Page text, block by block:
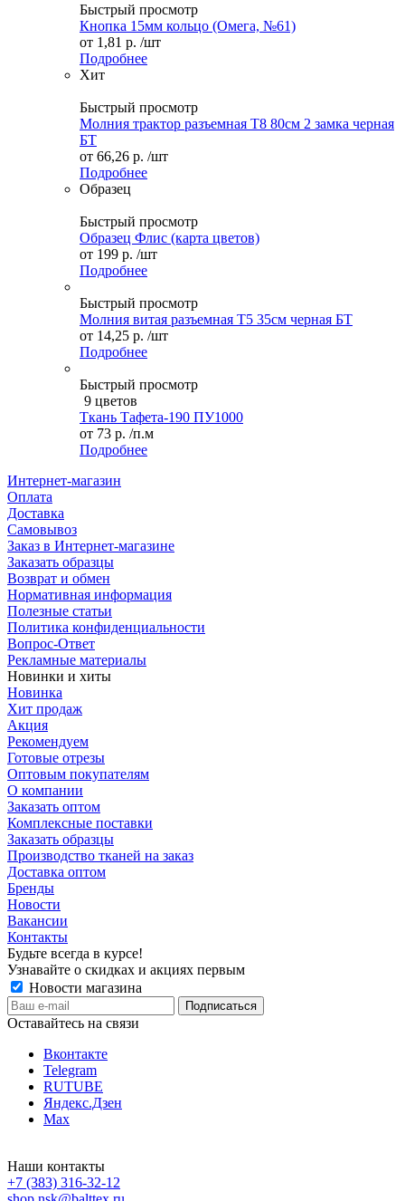
Быстрый просмотр
Кнопка 15мм кольцо (Омега, №61)
от 1,81 р. /шт
Подробнее
Хит
Быстрый просмотр
Молния трактор разъемная Т8 80см 2 замка черная
БТ
от 66,26 р. /шт
Подробнее
Образец
Быстрый просмотр
Образец Флис (карта цветов)
от 199 р. /шт
Подробнее
Быстрый просмотр
Молния витая разъемная Т5 35см черная БТ
от 14,25 р. /шт
Подробнее
Быстрый просмотр
9 цветов
Ткань Тафета-190 ПУ1000
от 73 р. /п.м
Подробнее
Интернет-магазин
Оплата
Доставка
Самовывоз
Заказ в Интернет-магазине
Заказать образцы
Возврат и обмен
Нормативная информация
Полезные статьи
Политика конфиденциальности
Вопрос-Ответ
Рекламные материалы
Новинки и хиты
Новинка
Хит продаж
Акция
Рекомендуем
Готовые отрезы
Оптовым покупателям
О компании
Заказать оптом
Комплексные поставки
Заказать образцы
Производство тканей на заказ
Доставка оптом
Бренды
Новости
Вакансии
Контакты
Будьте всегда в курсе!
Узнавайте о скидках и акциях первым
Новости магазина
Оставайтесь на связи
Вконтакте
Telegram
RUTUBE
Яндекс.Дзен
Max
Наши контакты
+7 (383) 316-32-12